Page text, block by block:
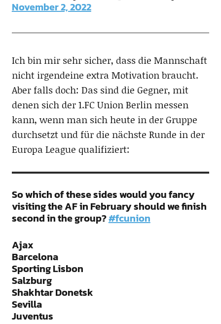
November 2, 2022
Ich bin mir sehr sicher, dass die Mannschaft
nicht irgendeine extra Motivation braucht.
Aber falls doch: Das sind die Gegner, mit
denen sich der 1.FC Union Berlin messen
kann, wenn man sich heute in der Gruppe
durchsetzt und für die nächste Runde in der
Europa League qualifiziert:
So which of these sides would you fancy
visiting the AF in February should we finish
second in the group?#fcunion
Ajax
Barcelona
Sporting Lisbon
Salzburg
Shakhtar Donetsk
Sevilla
Juventus